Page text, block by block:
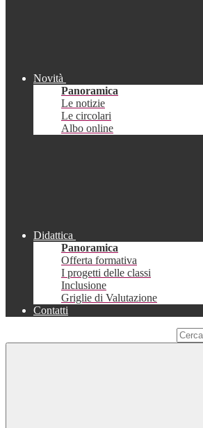
Novità
Panoramica
Le notizie
Le circolari
Albo online
Didattica
Panoramica
Offerta formativa
I progetti delle classi
Inclusione
Griglie di Valutazione
Contatti